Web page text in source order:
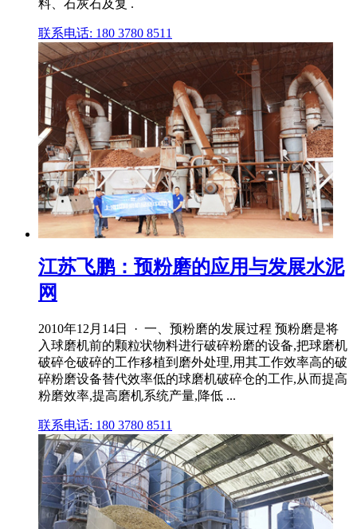
料、石灰石及复 .
联系电话: 180 3780 8511
江苏飞鹏：预粉磨的应用与发展水泥
网
2010年12月14日 · 一、预粉磨的发展过程 预粉磨是将
入球磨机前的颗粒状物料进行破碎粉磨的设备,把球磨机
破碎仓破碎的工作移植到磨外处理,用其工作效率高的破
碎粉磨设备替代效率低的球磨机破碎仓的工作,从而提高
粉磨效率,提高磨机系统产量,降低 ...
联系电话: 180 3780 8511